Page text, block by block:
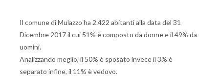
Il comune di Mulazzo ha 2.422 abitanti alla data del 31
Dicembre 2017 il cui 51% è composto da donne e il 49% da
uomini.
Analizzando meglio, il 50% è sposato invece il 3% è
separato infine, il 11% è vedovo.